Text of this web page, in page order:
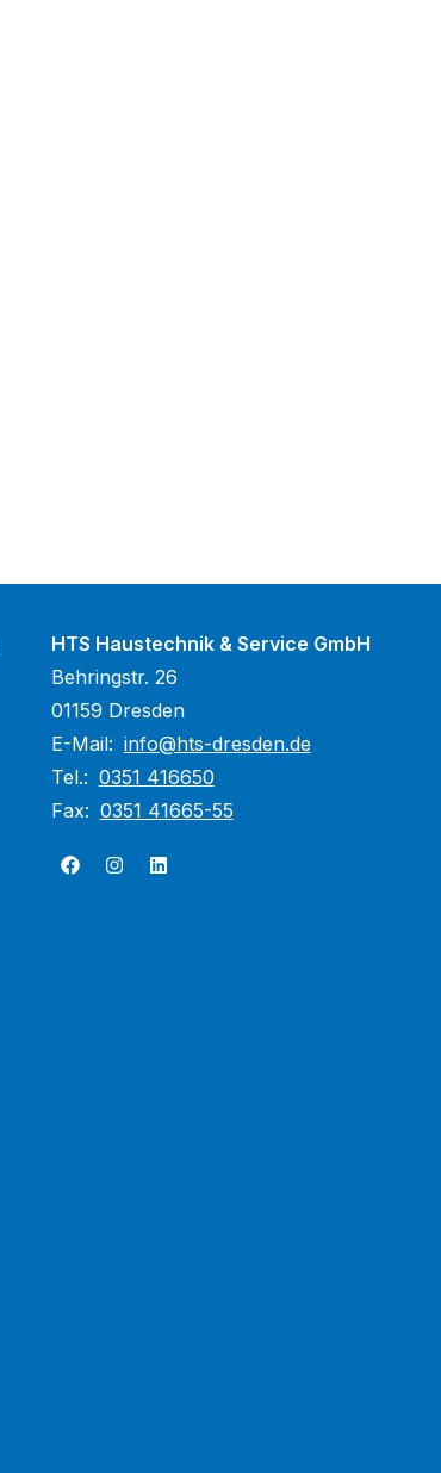
HTS Haustechnik & Service GmbH
Behringstr. 26
01159 Dresden
E-Mail: info@hts-dresden.de
Tel.: 0351 416650
Fax: 0351 41665-55